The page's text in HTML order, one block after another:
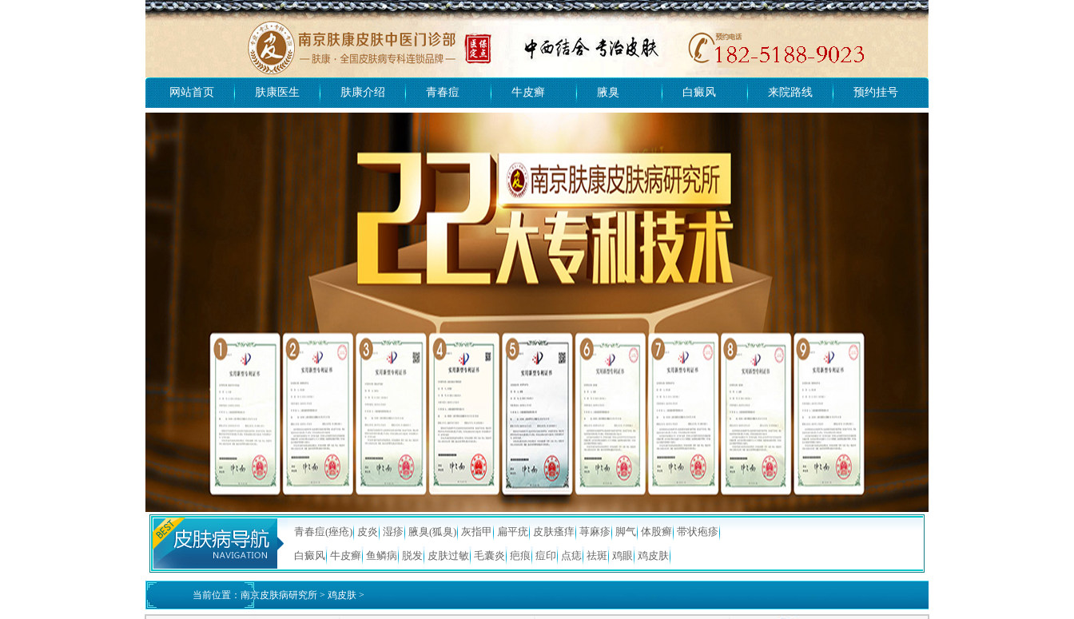
网站首页 肤康医生 肤康介绍 青春痘 牛皮癣 腋臭 白癜风 来院路线 预约挂号
青春痘(痤疮) 皮炎 湿疹 腋臭(狐臭) 灰指甲 扁平疣 皮肤瘙痒 荨麻疹 脚气 体股癣 带状疱疹
白癜风 牛皮癣 鱼鳞病 脱发 皮肤过敏 毛囊炎 疤痕 痘印 点痣 祛斑 鸡眼 鸡皮肤
当前位置： 南京皮肤病研究所 > 鸡皮肤 >